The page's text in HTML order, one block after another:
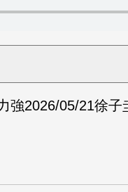
強2026/05/21徐子